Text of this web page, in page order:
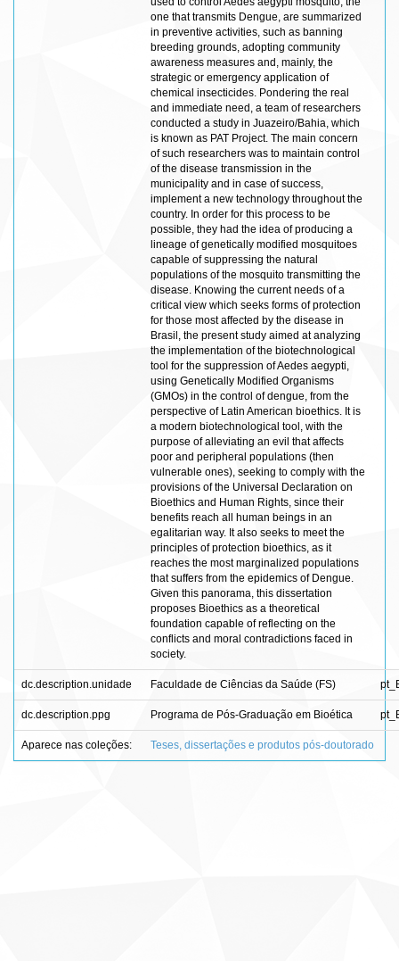
one that transmits Dengue, are summarized
in preventive activities, such as banning
breeding grounds, adopting community
awareness measures and, mainly, the
strategic or emergency application of
chemical insecticides. Pondering the real
and immediate need, a team of researchers
conducted a study in Juazeiro/Bahia, which
is known as PAT Project. The main concern
of such researchers was to maintain control
of the disease transmission in the
municipality and in case of success,
implement a new technology throughout the
country. In order for this process to be
possible, they had the idea of producing a
lineage of genetically modified mosquitoes
capable of suppressing the natural
populations of the mosquito transmitting the
disease. Knowing the current needs of a
critical view which seeks forms of protection
for those most affected by the disease in
Brasil, the present study aimed at analyzing
the implementation of the biotechnological
tool for the suppression of Aedes aegypti,
using Genetically Modified Organisms
(GMOs) in the control of dengue, from the
perspective of Latin American bioethics. It is
a modern biotechnological tool, with the
purpose of alleviating an evil that affects
poor and peripheral populations (then
vulnerable ones), seeking to comply with the
provisions of the Universal Declaration on
Bioethics and Human Rights, since their
benefits reach all human beings in an
egalitarian way. It also seeks to meet the
principles of protection bioethics, as it
reaches the most marginalized populations
that suffers from the epidemics of Dengue.
Given this panorama, this dissertation
proposes Bioethics as a theoretical
foundation capable of reflecting on the
conflicts and moral contradictions faced in
society.
dc.description.unidade Faculdade de Ciências da Saúde (FS)
dc.description.ppg Programa de Pós-Graduação em Bioética
Aparece nas coleções: Teses, dissertações e produtos pós-doutorado